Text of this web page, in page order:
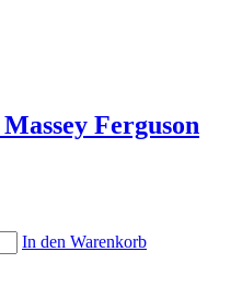
Ferguson
In den Warenkorb